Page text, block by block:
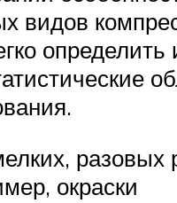
видов
определить
разовых
окраски